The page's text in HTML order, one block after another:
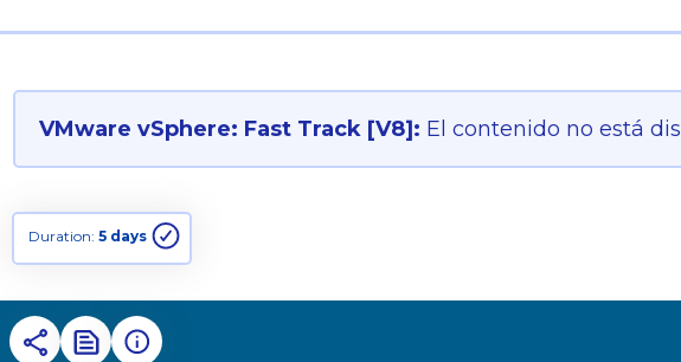
VMware vSphere: Fast Track [V8]: El contenido no está
Duration:5 days